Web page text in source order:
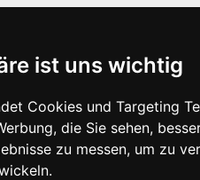
ist uns wichtig
Cookies und Targeting
die Sie sehen,
zu messen, um zu